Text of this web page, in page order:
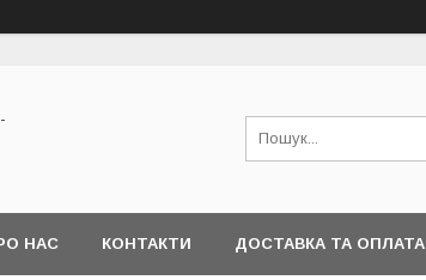
НАС КОНТАКТИ ДОСТАВКА ТА ОПЛАТА